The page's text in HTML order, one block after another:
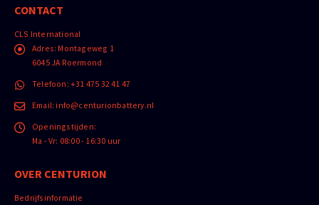
CONTACT
CLS International
Adres: Montageweg 1
6045 JA Roermond
Telefoon: +31 475 32 41 47
Email: info@centurionbattery.nl
Openingstijden:
Ma - Vr: 08:00 - 16:30 uur
OVER CENTURION
Bedrijfsinformatie